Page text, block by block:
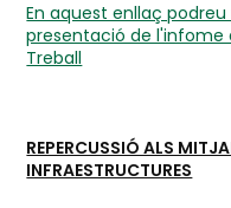
En aquest enllaç
presentació de l'infome
Treball
REPERCUSSIÓ ALS
INFRAESTRUCTURES